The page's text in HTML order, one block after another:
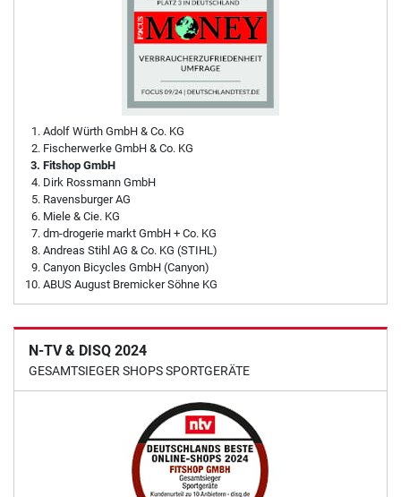
Adolf Würth GmbH & Co. KG
Fischerwerke GmbH & Co. KG
Fitshop GmbH
Dirk Rossmann GmbH
Ravensburger AG
Miele & Cie. KG
dm-drogerie markt GmbH + Co. KG
Andreas Stihl AG & Co. KG (STIHL)
Canyon Bicycles GmbH (Canyon)
ABUS August Bremicker Söhne KG
N-TV & DISQ 2024
GESAMTSIEGER SHOPS SPORTGERÄTE